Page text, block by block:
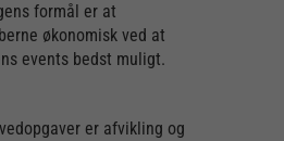
formål er at
økonomisk ved at
events bedst muligt.
er afvikling og